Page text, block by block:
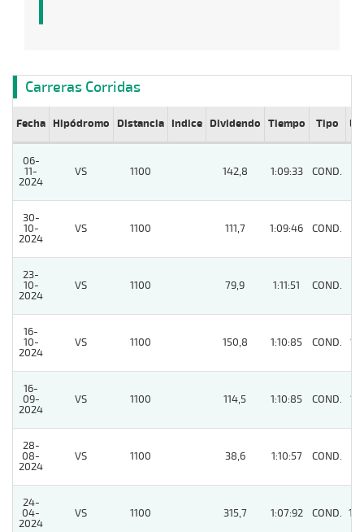
Carreras Corridas
Fecha Hipódromo Distancia Indice Dividendo Tiempo Tipo Lº
06-
11-
2024
VS 1100 142,8 1:09:33 COND.
30-
10-
2024
VS 1100 111,7 1:09:46 COND.
23-
10-
2024
VS 1100 79,9 1:11:51 COND.
16-
10-
2024
VS 1100 150,8 1:10:85 COND. 11
16-
09-
2024
VS 1100 114,5 1:10:85 COND. 11
28-
08-
2024
VS 1100 38,6 1:10:57 COND.
24-
04-
2024
VS 1100 315,7 1:07:92 COND. 14